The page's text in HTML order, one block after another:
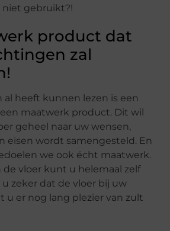
gebruikt?!
product dat
zal
al heeft kunnen lezen is een
maatwerk product. Dit wil
geheel naar uw wensen,
eisen wordt samengesteld. En
we ook écht maatwerk.
de vloer kunt u helemaal zelf
zeker dat de vloer bij uw
u er nog lang plezier van zult